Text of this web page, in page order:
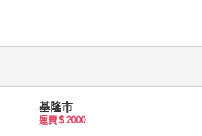
基隆市
運費 $ 2000